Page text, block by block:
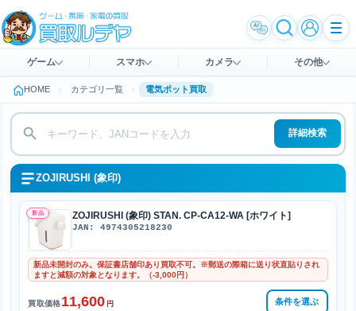
ゲーム スマホ カメラ その他
HOME カテゴリ一覧 電気ポット買取
詳細検索
ZOJIRUSHI (象印)
新品 ZOJIRUSHI (象印) STAN. CP-CA12-WA [ホワイト]
JAN: 4974305218230
新品未開封のみ。保証書店舗印あり買取不可。※郵送の際箱に送り状直貼りされ
ますと減額の対象となります。（-3,000円）
買取価格11,600 円 条件を選ぶ